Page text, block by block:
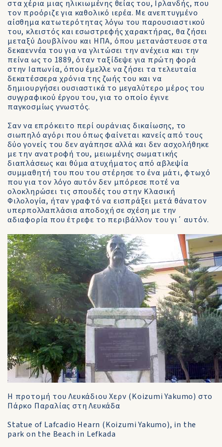
στα χέρια μιας ηλικιωμένης θείας του, Ιρλανδής, που
τον προόριζε για καθολικό ιερέα. Με ανεπτυγμένο
αίσθημα κατωτερότητας λόγω του παρουσιαστικού
του, κλειστός και εσωστρεφής χαρακτήρας, θα ζήσει
μεταξύ Δουβλίνου και ΗΠΑ, όπου μετανάστευσε στα
δεκαεννέα του για να γλιτώσει την ανέχεια και την
πείνα ως το 1889, όταν ταξίδεψε για πρώτη φορά
στην Ιαπωνία, όπου έμελλε να ζήσει τα τελευταία
δεκατέσσερα χρόνια της ζωής του και να
δημιουργήσει ουσιαστικά το μεγαλύτερο μέρος του
συγγραφικού έργου του, για το οποίο έγινε
παγκοσμίως γνωστός.
Σαν να επρόκειτο περί ουράνιας δικαίωσης, το
σιωπηλό αγόρι που όπως φαίνεται κανείς από τους
δύο γονείς του δεν αγάπησε αλλά και δεν ασχολήθηκε
με την ανατροφή του, μειωμένης σωματικής
διαπλάσεως και θύμα ατυχήματος από αβλεψία
συμμαθητή του που του στέρησε το ένα μάτι, φτωχό
που για τον λόγο αυτόν δεν μπόρεσε ποτέ να
ολοκληρώσει τις σπουδές του στην Κλασική
Φιλολογία, ήταν γραφτό να εισπράξει μετά θάνατον
υπερπολλαπλάσια αποδοχή σε σχέση με την
αδιαφορία που έτρεφε το περιβάλλον του γι΄ αυτόν.
Η προτομή του Λευκάδιου Χερν (Koizumi Yakumo) στο
Πάρκο Παραλίας στη Λευκάδα
Statue of Lafcadio Hearn (Koizumi Yakumo), in the
park on the Beach in Lefkada